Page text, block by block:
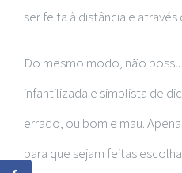
ser feita à distância e
Do mesmo modo, não
infantilizada e simplista de
errado, ou bom e mau.
para que sejam feitas